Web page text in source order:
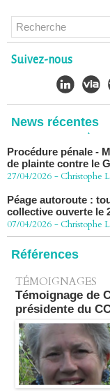
Suivez-nous
News récentes
30/06/2026 -Christophe
CHLORDÉCONE
LÈGUEVAQUES
décision de
-Christophe
Chlordécone : une
02/06/2026 - Christophe
de plainte contre le
27/04/2026 -Christophe
collective ouverte le
07/04/2026 -Christophe
Références
TÉMOIGNAGES
Témoignage de
présidente du